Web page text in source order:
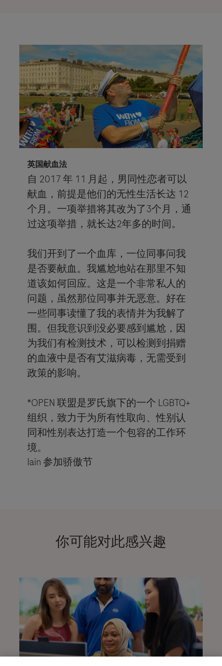
英国献血法
自 2017 年 11 月起，男同性恋者可以
献血，前提是他们的无性生活长达 12
个月。一项举措将其改为了3个月，通
过这项举措，就长达2年多的时间。
我们开到了一个血库，一位同事问我
是否要献血。我尴尬地站在那里不知
道该如何回应。这是一个非常私人的
问题，虽然那位同事并无恶意。好在
一些同事读懂了我的表情并为我解了
围。但我意识到没必要感到尴尬，因
为我们有检测技术，可以检测到捐赠
的血液中是否有艾滋病毒，无需受到
政策的影响。
*OPEN 联盟是罗氏旗下的一个 LGBTQ+
组织，致力于为所有性取向、性别认
同和性别表达打造一个包容的工作环
境。
Iain 参加骄傲节
你可能对此感兴趣